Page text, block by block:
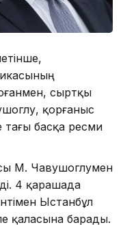
сыртқы
қорғаныс
басқа ресми
М. Чавушоглумен
4 қарашада
Ыстанбұл
қаласына барады.